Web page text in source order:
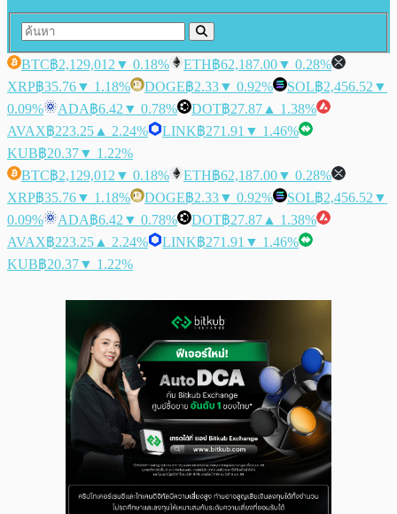
BTC฿2,129,012 ▼ 0.18% ETH฿62,187.00▼ 0.28%
XRP฿35.76▼ 1.18% DOGE฿2.33▼ 0.92% SOL฿2,456.52 ▼
0.09%
ADA฿6.42 ▼ 0.78% DOT฿27.87 ▲ 1.38%
AVAX฿223.25 ▲ 2.24% LINK฿271.91 ▼ 1.46%
KUB฿20.37▼ 1.22%
BTC฿2,129,012 ▼ 0.18% ETH฿62,187.00▼ 0.28%
XRP฿35.76▼ 1.18% DOGE฿2.33▼ 0.92% SOL฿2,456.52 ▼
0.09%
ADA฿6.42 ▼ 0.78% DOT฿27.87 ▲ 1.38%
AVAX฿223.25 ▲ 2.24% LINK฿271.91 ▼ 1.46%
KUB฿20.37▼ 1.22%